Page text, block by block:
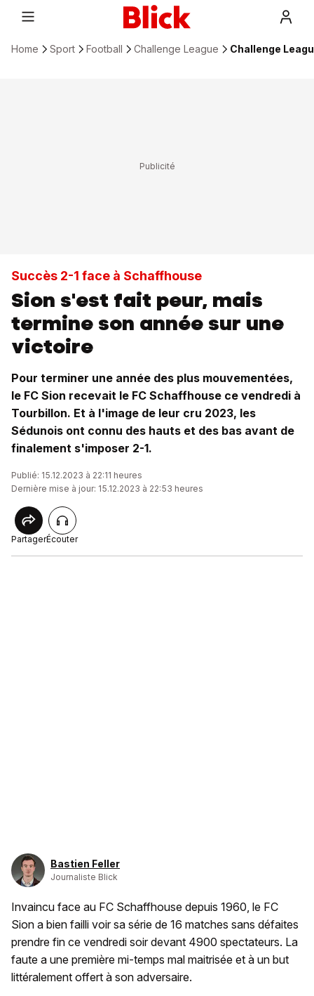
Home Sport Football Challenge League Challenge
Succès 2-1 face à Schaffhouse
Sion s'est fait peur, mais
termine son année sur une
victoire
Pour terminer une année des plus mouvementées,
le FC Sion recevait le FC Schaffhouse ce vendredi à
Tourbillon. Et à l'image de leur cru 2023, les
Sédunois ont connu des hauts et des bas avant de
finalement s'imposer 2-1.
Publié: 15.12.2023 à 22:11 heures
Dernière mise à jour: 15.12.2023 à 22:53 heures
PartagerÉcouter
Bastien Feller
Journaliste Blick
Invaincu face au FC Schaffhouse depuis 1960, le FC
Sion a bien failli voir sa série de 16 matches sans défaites
prendre fin ce vendredi soir devant 4900 spectateurs. La
faute a une première mi-temps mal maitrisée et à un but
littéralement offert à son adversaire.